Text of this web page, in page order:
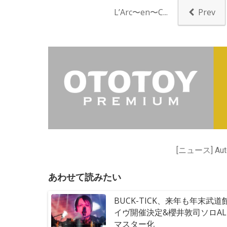
L’Arc〜en〜C... Prev
[ニュース]
あわせて読みたい
BUCK-TICK、来年も年末武道
イヴ開催決定&櫻井敦司ソロ
マスター化